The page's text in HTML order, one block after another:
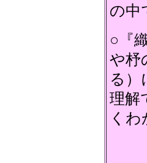
の中
○『
や
る）
理解
くわ